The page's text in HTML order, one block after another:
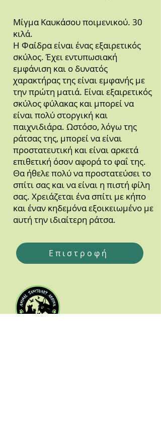
Μίγμα Καυκάσου ποιμενικού. 30
κιλά.
Η Φαίδρα είναι ένας εξαιρετικός
σκύλος. Έχει εντυπωσιακή
εμφάνιση και ο δυνατός
χαρακτήρας της είναι εμφανής με
την πρώτη ματιά. Είναι εξαιρετικός
σκύλος φύλακας και μπορεί να
είναι πολύ στοργική και
παιχνιδιάρα. Ωστόσο, λόγω της
ράτσας της, μπορεί να είναι
προστατευτική και είναι αρκετά
επιθετική όσον αφορά το φαΐ της.
Θα ήθελε πολύ να προστατεύσει το
σπίτι σας και να είναι η πιστή φίλη
σας. Χρειάζεται ένα σπίτι με κήπο
και έναν κηδεμόνα εξοικειωμένο με
αυτή την ιδιαίτερη ράτσα.
Επιστροφή